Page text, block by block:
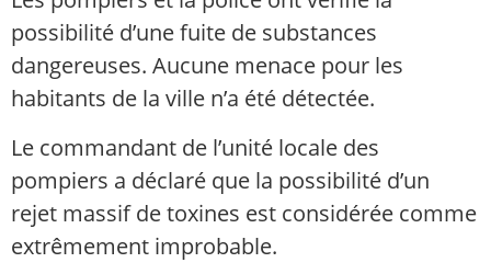
possibilité d’une fuite de substances
dangereuses. Aucune menace pour les
habitants de la ville n’a été détectée.
Le commandant de l’unité locale des
pompiers a déclaré que la possibilité d’un
rejet massif de toxines est considérée comme
extrêmement improbable.